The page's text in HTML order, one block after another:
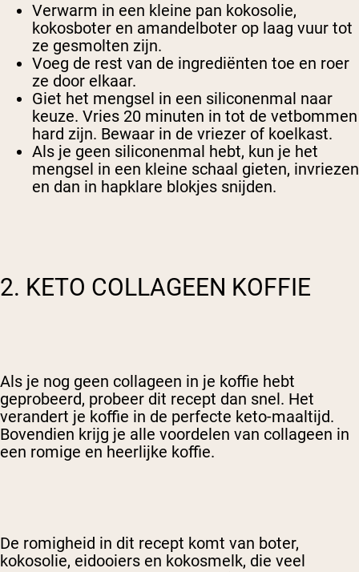
Verwarm in een kleine pan kokosolie,
kokosboter en amandelboter op laag vuur tot
ze gesmolten zijn.
Voeg de rest van de ingrediënten toe en roer
ze door elkaar.
Giet het mengsel in een siliconenmal naar
keuze. Vries 20 minuten in tot de vetbommen
hard zijn. Bewaar in de vriezer of koelkast.
Als je geen siliconenmal hebt, kun je het
mengsel in een kleine schaal gieten, invriezen
en dan in hapklare blokjes snijden.
2. KETO COLLAGEEN KOFFIE
Als je nog geen collageen in je koffie hebt
geprobeerd, probeer dit recept dan snel. Het
verandert je koffie in de perfecte keto-maaltijd.
Bovendien krijg je alle voordelen van collageen in
een romige en heerlijke koffie.
De romigheid in dit recept komt van boter,
kokosolie, eidooiers en kokosmelk, die veel